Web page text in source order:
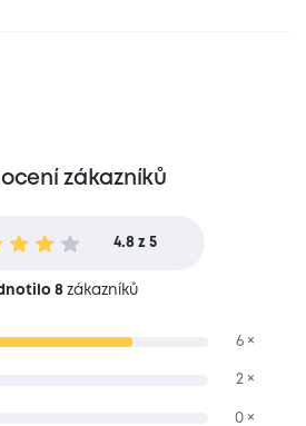
zákazníků
4.8 z 5
8 zákazníků
6 ×
2 ×
0 ×